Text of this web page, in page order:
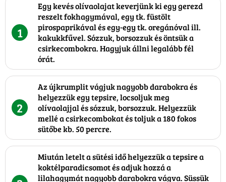
1
Egy kevés olívaolajat keverjünk ki egy gerezd
reszelt fokhagymával, egy tk. füstölt
pirospaprikával és egy-egy tk. oregánóval ill.
kakukkfűvel. Sózzuk, borsozzuk és öntsük a
csirkecombokra. Hagyjuk állni legalább fél
órát.
2
Az újkrumplit vágjuk nagyobb darabokra és
helyezzük egy tepsire, locsoljuk meg
olívaolajjal és sózzuk, borsozzuk. Helyezzük
mellé a csirkecombokat és toljuk a 180 fokos
sütőbe kb. 50 percre.
Miután letelt a sütési idő helyezzük a tepsire a
koktélparadicsomot és adjuk hozzá a
lilahagymát nagyobb darabokra vágva. Süssük